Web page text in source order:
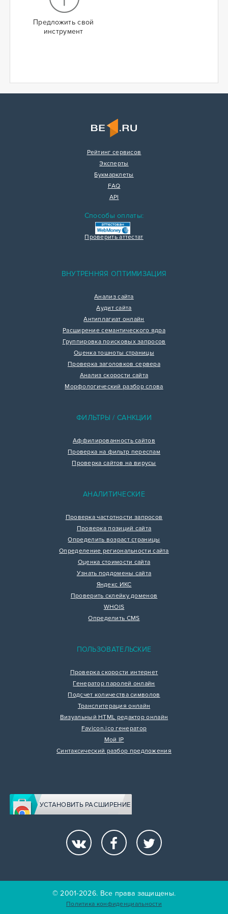
Предложить свой
инструмент
Рейтинг сервисов
Эксперты
Букмарклеты
FAQ
API
Способы оплаты:
Проверить аттестат
ВНУТРЕННЯЯ ОПТИМИЗАЦИЯ
Анализ сайта
Аудит сайта
Антиплагиат онлайн
Расширение семантического ядра
Группировка поисковых запросов
Оценка тошноты страницы
Проверка заголовков сервера
Анализ скорости сайта
Морфологический разбор слова
ФИЛЬТРЫ / САНКЦИИ
Аффилированность сайтов
Проверка на фильтр переспам
Проверка сайтов на вирусы
АНАЛИТИЧЕСКИЕ
Проверка частотности запросов
Проверка позиций сайта
Определить возраст страницы
Определение региональности сайта
Оценка стоимости сайта
Узнать поддомены сайта
Яндекс ИКС
Проверить склейку доменов
WHOIS
Определить CMS
ПОЛЬЗОВАТЕЛЬСКИЕ
Проверка скорости интернет
Генератор паролей онлайн
Подсчет количества символов
Транслитерация онлайн
Визуальный HTML редактор онлайн
Favicon.ico генератор
Мой IP
Синтаксический разбор предложения
УСТАНОВИТЬ РАСШИРЕНИЕ
© 2001-2026. Все права защищены.
Политика конфиденциальности